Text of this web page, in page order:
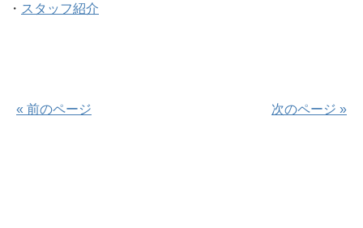
・ スタッフ紹介
次のページ »
« 前のページ